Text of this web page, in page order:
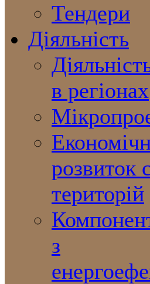
Тендери
Діяльність
в регіонах
розвиток
територій
з